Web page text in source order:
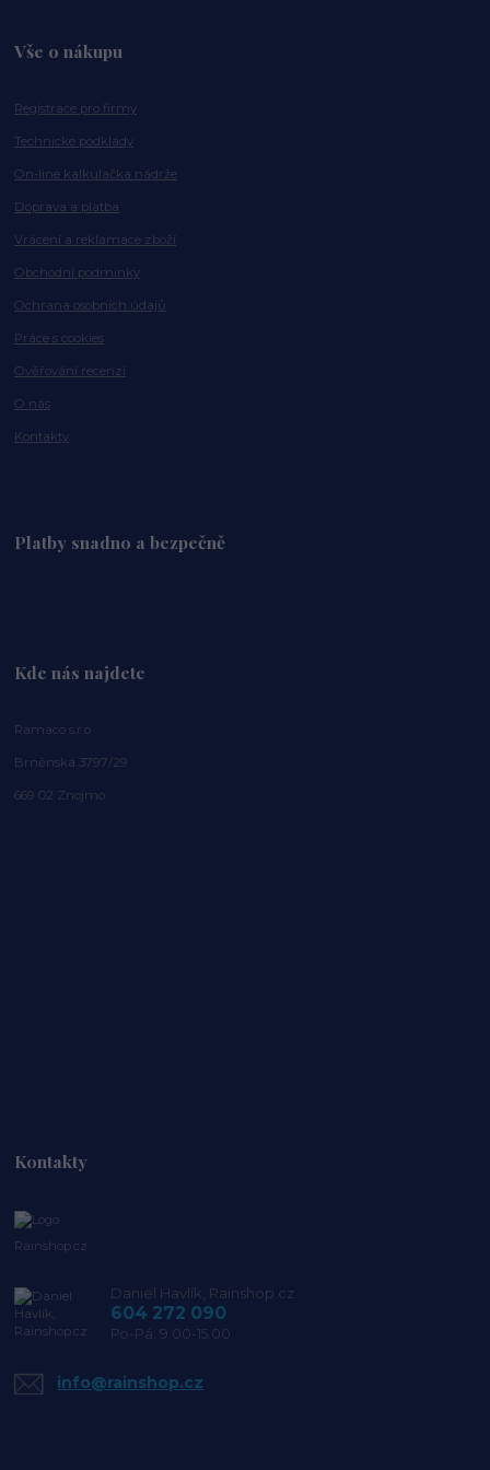
Vše o nákupu
Registrace pro firmy
Technické podklady
On-line kalkulačka nádrže
Doprava a platba
Vrácení a reklamace zboží
Obchodní podmínky
Ochrana osobních údajů
Práce s cookies
Ověřování recenzí
O nás
Kontakty
Platby snadno a bezpečně
Kde nás najdete
Ramaco s.r.o.
Brněnská 3797/29
669 02 Znojmo
Kontakty
Rainshop.cz
Daniel Havlík, Rainshop.cz
604 272 090
Po-Pá: 9.00-15.00
info@rainshop.cz